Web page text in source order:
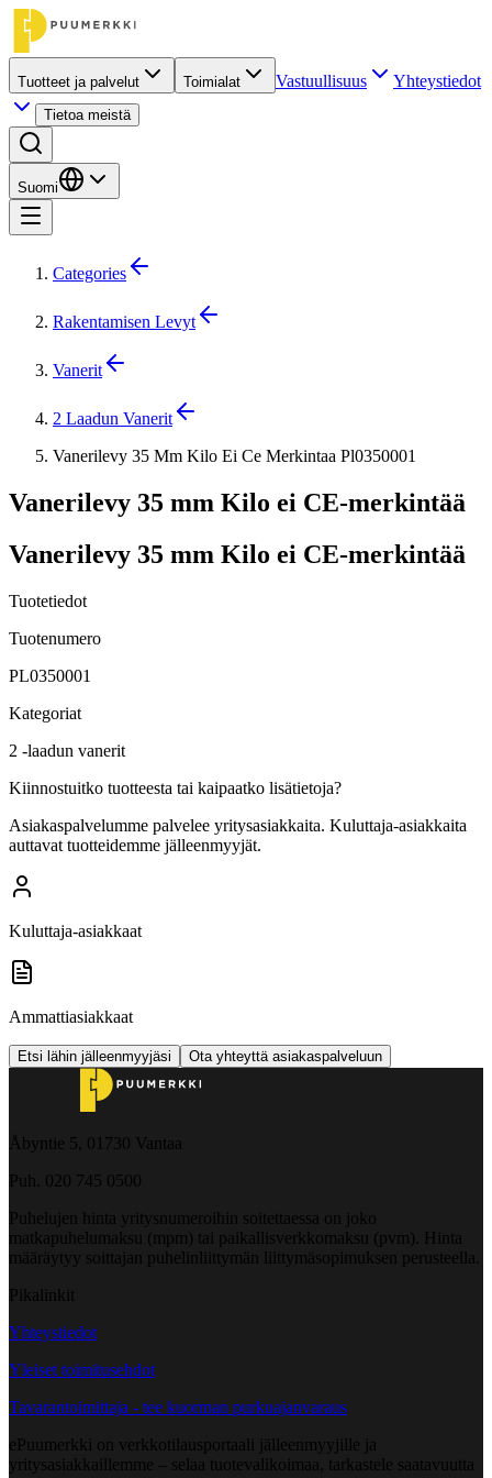
Tuotteet ja palvelut Toimialat Vastuullisuus Yhteystiedot
Tietoa meistä
Suomi
Categories
Rakentamisen Levyt
Vanerit
2 Laadun Vanerit
Vanerilevy 35 Mm Kilo Ei Ce Merkintaa Pl0350001
Vanerilevy 35 mm Kilo ei CE-merkintää
Vanerilevy 35 mm Kilo ei CE-merkintää
Tuotetiedot
Tuotenumero
PL0350001
Kategoriat
2 -laadun vanerit
Kiinnostuitko tuotteesta tai kaipaatko lisätietoja?
Asiakaspalvelumme palvelee yritysasiakkaita. Kuluttaja-asiakkaita
auttavat tuotteidemme jälleenmyyjät.
Kuluttaja-asiakkaat
Ammattiasiakkaat
Etsi lähin jälleenmyyjäsi Ota yhteyttä asiakaspalveluun
Åbyntie 5, 01730 Vantaa
Puh. 020 745 0500
Puhelujen hinta yritysnumeroihin soitettaessa on joko
matkapuhelumaksu (mpm) tai paikallisverkkomaksu (pvm). Hinta
määräytyy soittajan puhelinliittymän liittymäsopimuksen perusteella.
Pikalinkit
Yhteystiedot
Yleiset toimitusehdot
Tavarantoimittaja - tee kuorman purkuajanvaraus
ePuumerkki on verkkotilausportaali jälleenmyyjille ja
yritysasiakkaillemme – selaa tuotevalikoimaa, tarkastele saatavuutta